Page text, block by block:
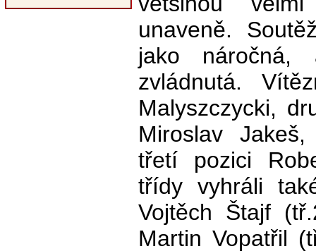
unaveně.
jako náročná,
zvládnutá.
Malyszczycki,
Miroslav
třetí pozici
třídy vyhráli
Vojtěch Štajf
Martin Vopatřil